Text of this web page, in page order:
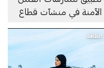
الآمنة في منشآت قطاع
الطاقة